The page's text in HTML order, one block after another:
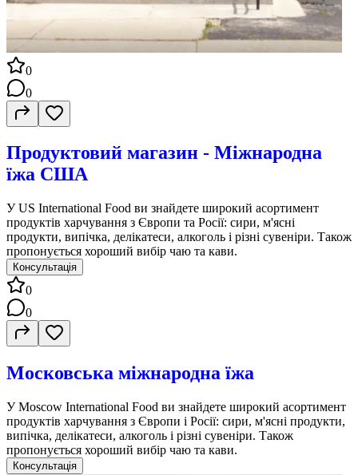
0
0
Продуктовий магазин - Міжнародна
їжа США
У US International Food ви знайдете широкий асортимент
продуктів харчування з Європи та Росії: сири, м'ясні
продукти, випічка, делікатеси, алкоголь і різні сувеніри. Також
пропонується хороший вибір чаю та кави.
Консультація
0
0
Московська міжнародна їжа
У Moscow International Food ви знайдете широкий асортимент
продуктів харчування з Європи і Росії: сири, м'ясні продукти,
випічка, делікатеси, алкоголь і різні сувеніри. Також
пропонується хороший вибір чаю та кави.
Консультація